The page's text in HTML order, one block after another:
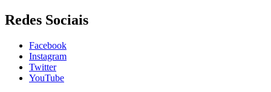
Redes Sociais
Facebook
Instagram
Twitter
YouTube